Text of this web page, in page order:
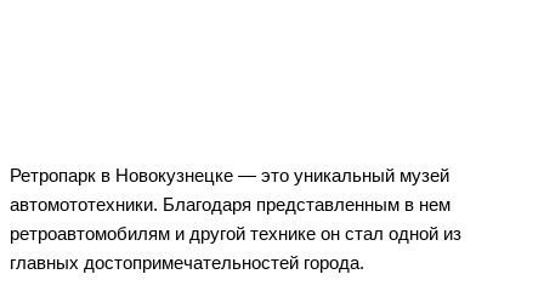
Ретропарк в Новокузнецке — это уникальный музей
автомототехники. Благодаря представленным в нем
ретроавтомобилям и другой технике он стал одной из
главных достопримечательностей города.